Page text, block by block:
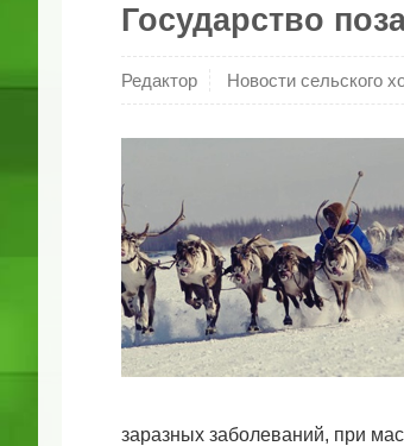
Государство
Редактор Новости сельского
заразных заболеваний, при